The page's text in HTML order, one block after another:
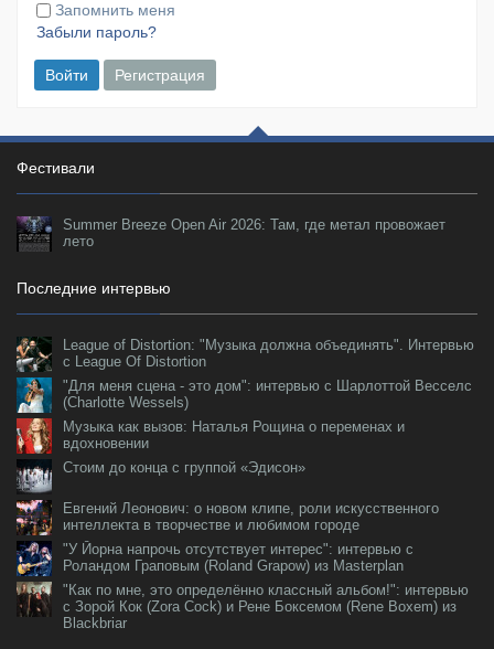
Запомнить меня
Забыли пароль?
Войти Регистрация
Фестивали
Summer Breeze Open Air 2026: Там, где метал провожает
лето
Последние интервью
League of Distortion: "Музыка должна объединять". Интервью
с League Of Distortion
"Для меня сцена - это дом": интервью с Шарлоттой Весселс
(Charlotte Wessels)
Музыка как вызов: Наталья Рощина о переменах и
вдохновении
Стоим до конца с группой «Эдисон»
Евгений Леонович: о новом клипе, роли искусственного
интеллекта в творчестве и любимом городе
"У Йорна напрочь отсутствует интерес": интервью с
Роландом Граповым (Roland Grapow) из Masterplan
"Как по мне, это определённо классный альбом!": интервью
с Зорой Кок (Zora Cock) и Рене Боксемом (Rene Boxem) из
Blackbriar